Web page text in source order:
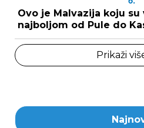
Ovo je Malvazija koju
najboljom od Pule do
Prikaži